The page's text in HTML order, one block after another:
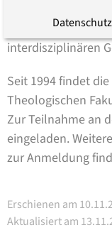
für die ethische
interdisziplinären
Seit 1994 findet
Theologischen
Zur Teilnahme an
eingeladen.
zur Anmeldung
Erschienen am
Aktualisiert am